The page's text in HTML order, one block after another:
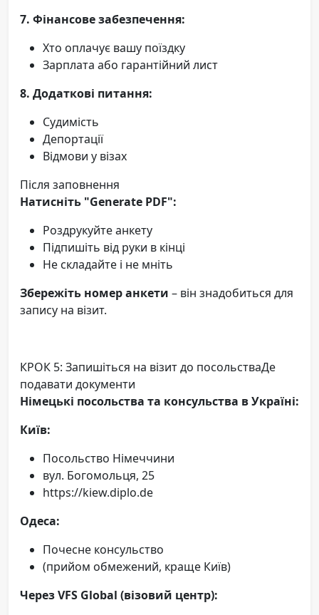
7. Фінансове забезпечення:
Хто оплачує вашу поїздку
Зарплата або гарантійний лист
8. Додаткові питання:
Судимість
Депортації
Відмови у візах
Після заповнення
Натисніть "Generate PDF":
Роздрукуйте анкету
Підпишіть від руки в кінці
Не складайте і не мніть
Збережіть номер анкети – він знадобиться для
запису на візит.
КРОК 5: Запишіться на візит до посольстваДе
подавати документи
Німецькі посольства та консульства в Україні:
Київ:
Посольство Німеччини
вул. Богомольця, 25
https://kiew.diplo.de
Одеса:
Почесне консульство
(прийом обмежений, краще Київ)
Через VFS Global (візовий центр):